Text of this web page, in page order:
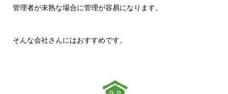
管理者が未熟な場合に管理が容易になります。
そんな会社さんにはおすすめです。